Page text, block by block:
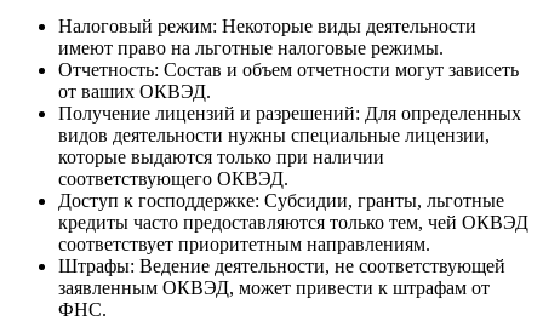
Налоговый режим: Некоторые виды деятельности
имеют право на льготные налоговые режимы.
Отчетность: Состав и объем отчетности могут зависеть
от ваших ОКВЭД.
Получение лицензий и разрешений: Для определенных
видов деятельности нужны специальные лицензии,
которые выдаются только при наличии
соответствующего ОКВЭД.
Доступ к господдержке: Субсидии, гранты, льготные
кредиты часто предоставляются только тем, чей ОКВЭД
соответствует приоритетным направлениям.
Штрафы: Ведение деятельности, не соответствующей
заявленным ОКВЭД, может привести к штрафам от
ФНС.